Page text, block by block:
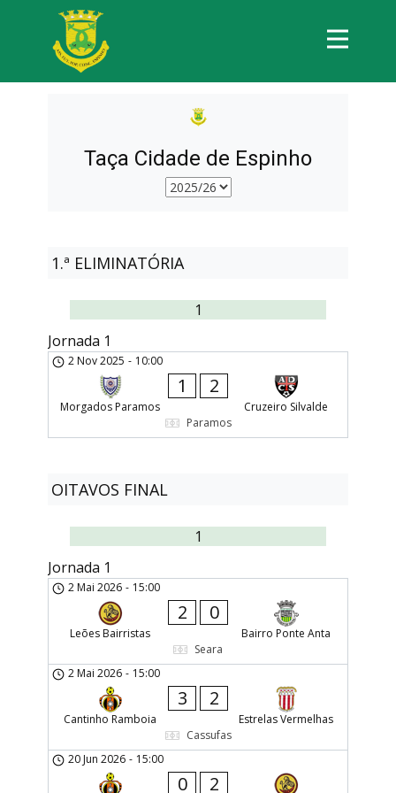
Taça Cidade de Espinho
1.ª ELIMINATÓRIA
1
Jornada 1
2 Nov 2025 - 10:00
Morgados Paramos
1 2
Cruzeiro Silvalde
Paramos
OITAVOS FINAL
1
Jornada 1
2 Mai 2026 - 15:00
Leões Bairristas
2 0
Bairro Ponte Anta
Seara
2 Mai 2026 - 15:00
Cantinho Ramboia
3 2
Estrelas Vermelhas
Cassufas
20 Jun 2026 - 15:00
0 2